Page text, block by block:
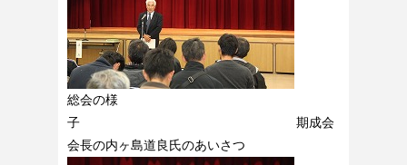
総会の様
子 期成会
会長の内ヶ島道良氏のあいさつ